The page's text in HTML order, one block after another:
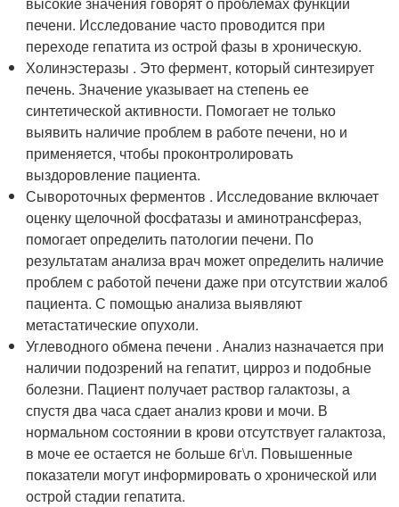
печени. Исследование часто проводится при
переходе гепатита из острой фазы в хроническую.
Холинэстеразы . Это фермент, который синтезирует
печень. Значение указывает на степень ее
синтетической активности. Помогает не только
выявить наличие проблем в работе печени, но и
применяется, чтобы проконтролировать
выздоровление пациента.
Сывороточных ферментов . Исследование включает
оценку щелочной фосфатазы и аминотрансфераз,
помогает определить патологии печени. По
результатам анализа врач может определить наличие
проблем с работой печени даже при отсутствии жалоб
пациента. С помощью анализа выявляют
метастатические опухоли.
Углеводного обмена печени . Анализ назначается при
наличии подозрений на гепатит, цирроз и подобные
болезни. Пациент получает раствор галактозы, а
спустя два часа сдает анализ крови и мочи. В
нормальном состоянии в крови отсутствует галактоза,
в моче ее остается не больше 6г\л. Повышенные
показатели могут информировать о хронической или
острой стадии гепатита.